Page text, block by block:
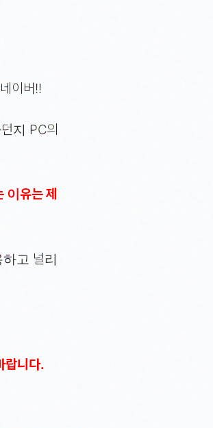
이버!!
지 PC의
이유는 제
고 널리
랍니다.